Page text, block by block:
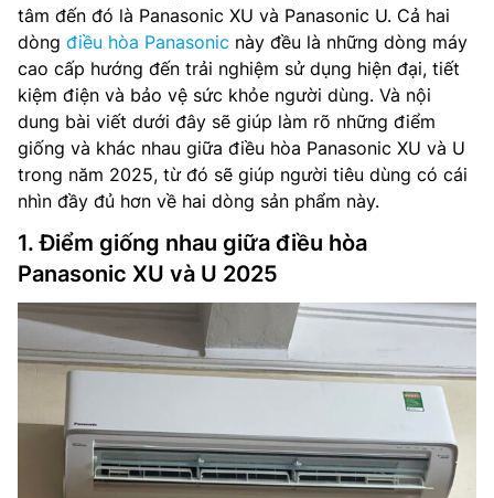
tâm đến đó là Panasonic XU và Panasonic U. Cả hai
dòng điều hòa Panasonic này đều là những dòng máy
cao cấp hướng đến trải nghiệm sử dụng hiện đại, tiết
kiệm điện và bảo vệ sức khỏe người dùng. Và nội
dung bài viết dưới đây sẽ giúp làm rõ những điểm
giống và khác nhau giữa điều hòa Panasonic XU và U
trong năm 2025, từ đó sẽ giúp người tiêu dùng có cái
nhìn đầy đủ hơn về hai dòng sản phẩm này.
1. Điểm giống nhau giữa điều hòa
Panasonic XU và U 2025